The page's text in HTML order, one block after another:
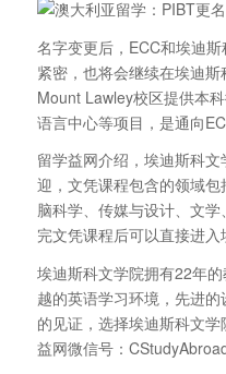
名字变更后，ECC和埃迪
紧密，也将会继续在埃迪
Mount Lawley校区提供本
语言中心等项目，是通向
留学益网介绍，埃迪斯科
迎，文凭课程包含的领域
脑科学、传媒与设计、文
完文凭课程后可以直接进入
埃迪斯科文学院拥有22年
越的英语学习环境，先进
的见证，选择埃迪斯科文
益网微信号：